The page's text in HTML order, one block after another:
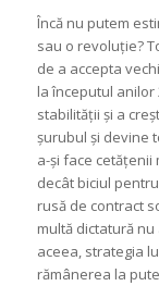
Încă nu putem
sau o revoluție?
de a accepta
la începutul anilor
stabilității și a
șurubul și devine
a-și face cetățenii
decât biciul
rusă de contract
multă dictatură
aceea, strategia
rămânerea la